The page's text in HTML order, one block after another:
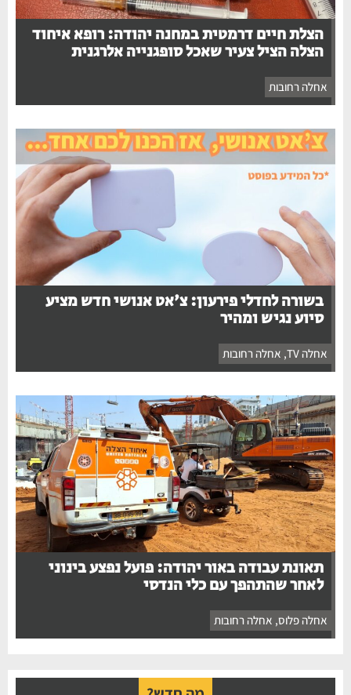
הצלת חיים דרמטית במחנה יהודה: רופא איחוד
הצלה הציל צעיר שאכל סופגנייה אלרגנית
אחלה רחובות
בשורה לחדלי פירעון: צ'אט אנושי חדש מציע
סיוע נגיש ומהיר
אחלה TV ,אחלה רחובות
תאונת עבודה באור יהודה: פועל נפצע בינוני
לאחר שהתהפך עם כלי הנדסי
אחלה פלוס ,אחלה רחובות